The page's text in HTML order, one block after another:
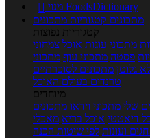

מנוי FoodsDictionary
מתכונים קטגוריות מתכונים
קטגוריות נפוצות
מתכוני עוגות אוכל צמחוני
פסטה מתכוני עוף מתכוני
גלוטן מתכונים לסוכרתיים
טרנדים בעולם האוכל
מיוחדים
שלי מתכוני וידאו מתכונים
דיאטטי אוכל בריא מאכלי
ועונות לפי שיטות הכנה